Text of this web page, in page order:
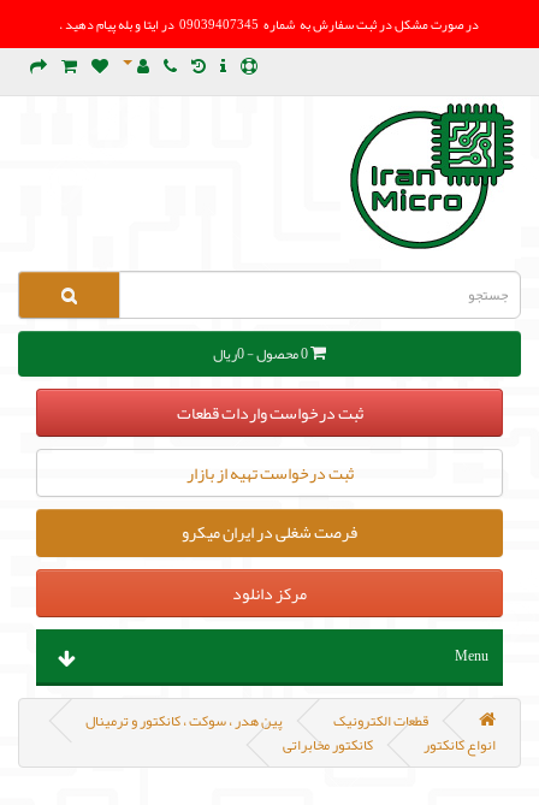
در صورت مشکل درثبت سفارش به شماره 09039407345 در ایتا و بله پیام دهید .
0 محصول - 0ریال
ثبت درخواست واردات قطعات
ثبت درخواست تهیه از بازار
فرصت شغلی در ایران میکرو
مرکز دانلود
Menu
ابزار آلات و تجهیزات
قطعات الکترونیک
قطعات الکترونیک
پین هدر ، سوکت ، کانکتور و ترمینال
انواع کانکتور
کانکتور مخابراتی